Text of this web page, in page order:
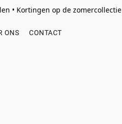
• Kortingen op de zomercollectie
ONS CONTACT